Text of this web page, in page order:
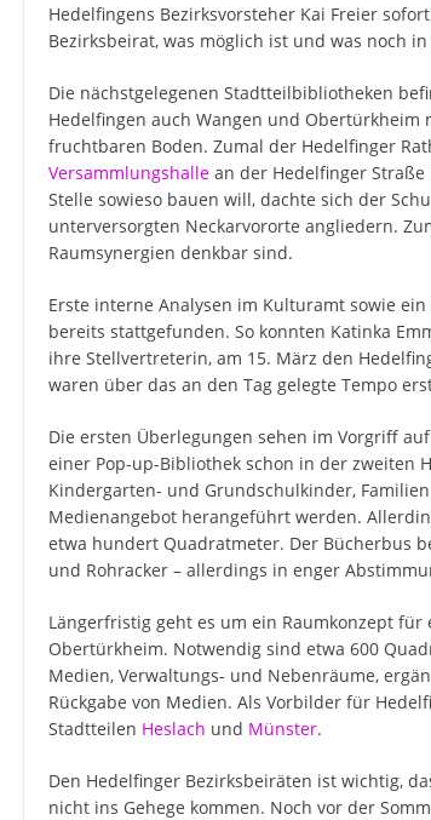
Hedelfingens Bezirksvorsteher Kai Freier
Bezirksbeirat, was möglich ist und was noch
Die nächstgelegenen Stadtteilbibliotheken
Hedelfingen auch Wangen und
fruchtbaren Boden. Zumal der Hedelfinger
Versammlungshalle an der Hedelfinger
Stelle sowieso bauen will, dachte sich der
unterversorgten Neckarvororte angliedern.
Raumsynergien denkbar sind.
Erste interne Analysen im Kulturamt sowie
bereits stattgefunden. So konnten Katinka
ihre Stellvertreterin, am 15. März den
waren über das an den Tag gelegte Tempo
Die ersten Überlegungen sehen im Vorgriff
einer Pop-up-Bibliothek schon in der zweiten
Kindergarten- und Grundschulkinder,
Medienangebot herangeführt werden.
etwa hundert Quadratmeter. Der Bücherbus
und Rohracker – allerdings in enger
Längerfristig geht es um ein Raumkonzept
Obertürkheim. Notwendig sind etwa 600
Medien, Verwaltungs- und Nebenräume,
Rückgabe von Medien. Als Vorbilder für
Stadtteilen Heslach und Münster.
Den Hedelfinger Bezirksbeiräten ist wichtig,
nicht ins Gehege kommen. Noch vor der